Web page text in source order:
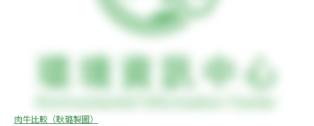
肉牛比較（耿璐製圖）